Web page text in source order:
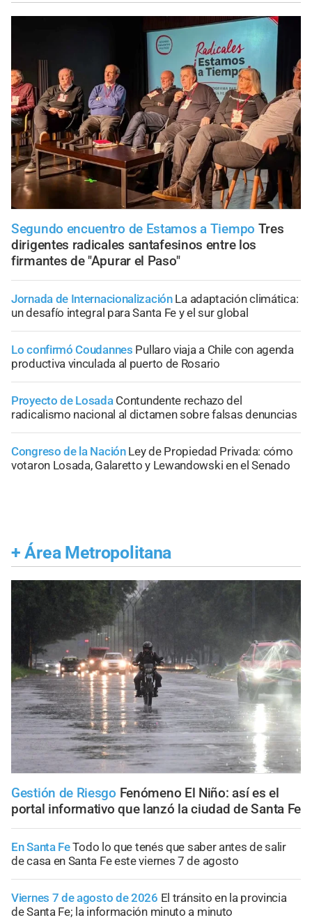
Segundo encuentro de Estamos a Tiempo Tres
dirigentes radicales santafesinos entre los
firmantes de "Apurar el Paso"
Jornada de Internacionalización La adaptación climática:
un desafío integral para Santa Fe y el sur global
Lo confirmó Coudannes Pullaro viaja a Chile con agenda
productiva vinculada al puerto de Rosario
Proyecto de Losada Contundente rechazo del
radicalismo nacional al dictamen sobre falsas denuncias
Congreso de la Nación Ley de Propiedad Privada: cómo
votaron Losada, Galaretto y Lewandowski en el Senado
+ Área Metropolitana
Gestión de Riesgo Fenómeno El Niño: así es el
portal informativo que lanzó la ciudad de Santa Fe
En Santa FeTodo lo que tenés que saber antes de salir
de casa en Santa Fe este viernes 7 de agosto
Viernes 7 de agosto de 2026 El tránsito en la provincia
de Santa Fe; la información minuto a minuto